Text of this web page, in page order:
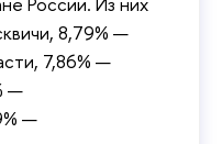
8,79% —
7,86% —
—
—